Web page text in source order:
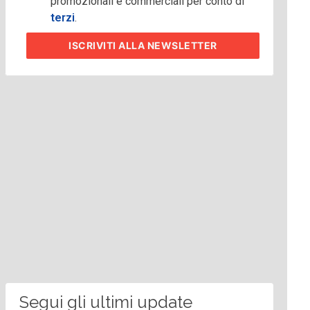
terzi.
ISCRIVITIALLA NEWSLETTER
Segui gli ultimi update